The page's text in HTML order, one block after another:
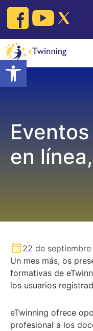
Open toolbar
Skip
content
en
22 de
Un mes más, os
formativas de
los usuarios
eTwinning ofrece
profesional a los